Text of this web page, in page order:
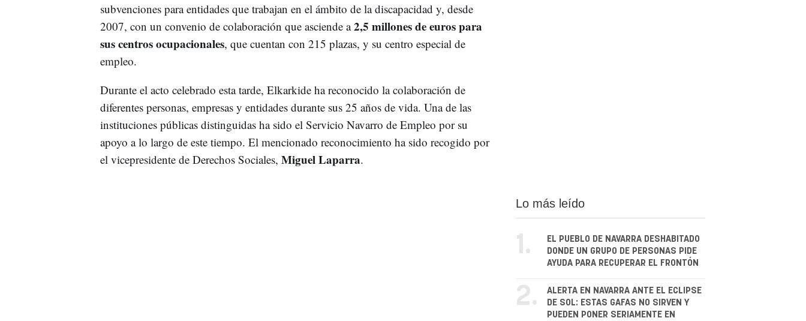
subvenciones para entidades que trabajan en el ámbito de la discapacidad y, desde
2007, con un convenio de colaboración que asciende a2,5 millones de euros para
sus centros ocupacionales, que cuentan con 215 plazas, y su centro especial de
empleo.
Durante el acto celebrado esta tarde, Elkarkide ha reconocido la colaboración de
diferentes personas, empresas y entidades durante sus 25 años de vida. Una de las
instituciones públicas distinguidas ha sido el Servicio Navarro de Empleo por su
apoyo a lo largo de este tiempo. El mencionado reconocimiento ha sido recogido por
el vicepresidente de Derechos Sociales, Miguel Laparra.
Lo más leído
1.
EL PUEBLO DE NAVARRA DESHABITADO
DONDE UN GRUPO DE PERSONAS PIDE
AYUDA PARA RECUPERAR EL FRONTÓN
2.
ALERTA EN NAVARRA ANTE EL ECLIPSE
DE SOL: ESTAS GAFAS NO SIRVEN Y
PUEDEN PONER SERIAMENTE EN